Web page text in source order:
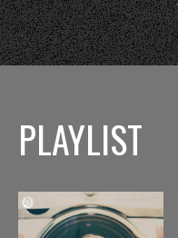
PLAYLIST